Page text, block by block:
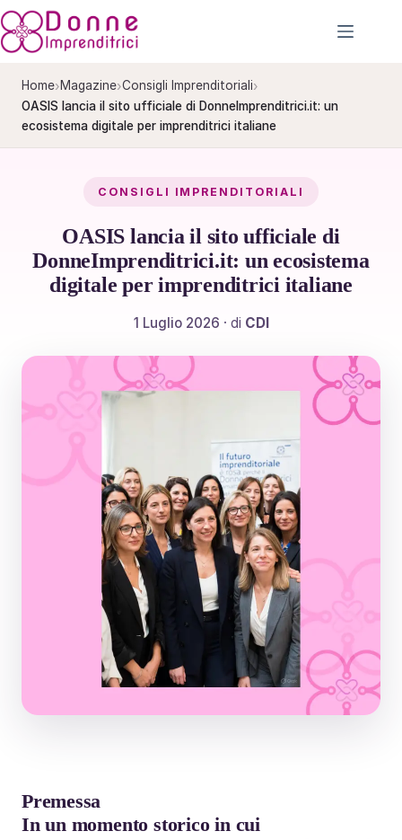
Salta
al
Home›Magazine›Consigli Imprenditoriali›
OASIS lancia il sito ufficiale di DonneImprenditrici.it: un
ecosistema digitale per imprenditrici italiane
CONSIGLI IMPRENDITORIALI
OASIS lancia il sito ufficiale di
DonneImprenditrici.it: un ecosistema
digitale per imprenditrici italiane
1 Luglio 2026 · di CDI
Premessa
In un momento storico in cui